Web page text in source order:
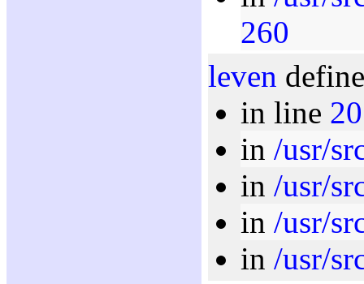
260
leven
in line
in /usr/
in /usr/
in /usr/
in /usr/